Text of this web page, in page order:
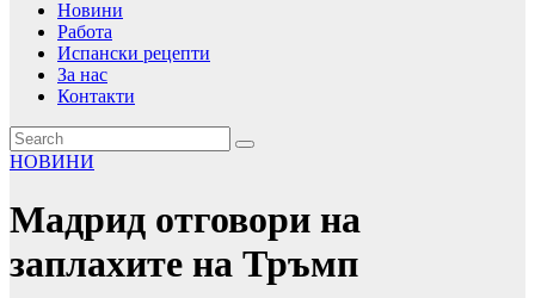
Новини
Работа
Испански рецепти
За нас
Контакти
НОВИНИ
Мадрид отговори на
заплахите на Тръмп